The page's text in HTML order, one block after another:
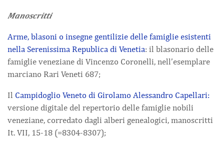
Manoscritti
Arme, blasoni o insegne gentilizie delle famiglie esistenti
nella Serenissima Republica di Venetia: il blasonario delle
famiglie veneziane di Vincenzo Coronelli, nell’esemplare
marciano Rari Veneti 687;
Il Campidoglio Veneto di Girolamo Alessandro Capellari:
versione digitale del repertorio delle famiglie nobili
veneziane, corredato dagli alberi genealogici, manoscritti
It. VII, 15-18 (=8304-8307);